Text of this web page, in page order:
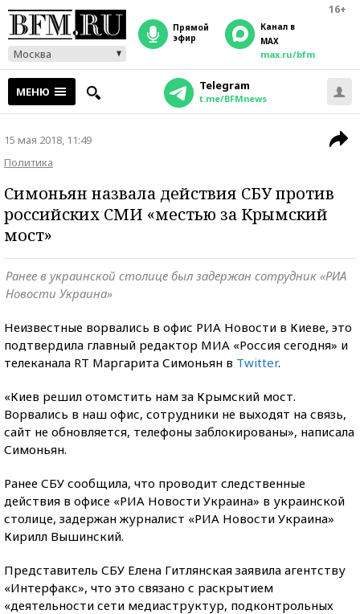
16+
Москва
прямой
эфир
Канал в
MAX
max.ru/bfm
МЕНЮ Telegram
t.me/BFMnews
15 мая 2018, 11:49
Политика
Симоньян назвала действия СБУ против
российских СМИ «местью за Крымский
мост»
Ранее в украинской столице был задержан сотрудник «РИА
Новости Украина»
Неизвестные ворвались в офис РИА Новости в Киеве, это
подтвердила главный редактор МИА «Россия сегодня» и
телеканала RT Маргарита Симоньян в Twitter.
«Киев решил отомстить нам за Крымский мост.
Ворвались в наш офис, сотрудники не выходят на связь,
сайт не обновляется, телефоны заблокированы», написала
Симоньян.
Ранее СБУ сообщила, что проводит следственные
действия в офисе «РИА Новости Украина» в украинской
столице, задержан журналист «РИА Новости Украина»
Кирилл Вышинский.
Представитель СБУ Елена Гитлянская заявила агентству
«Интерфакс», что это связано с раскрытием
«деятельности сети медиаструктур, подконтрольных